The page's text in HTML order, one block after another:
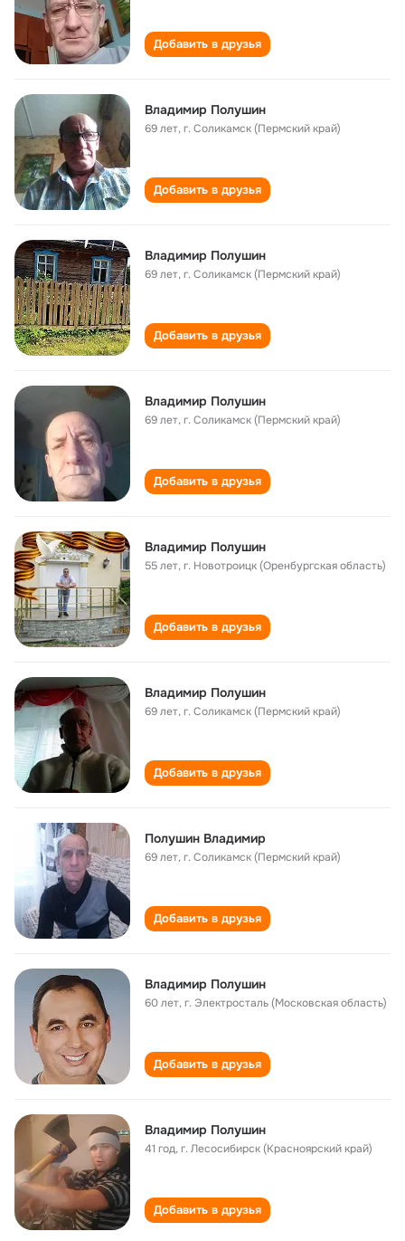
Добавить в друзья
Владимир Полушин
69 лет,г. Соликамск (Пермский край)
Добавить в друзья
Владимир Полушин
69 лет,г. Соликамск (Пермский край)
Добавить в друзья
Владимир Полушин
69 лет,г. Соликамск (Пермский край)
Добавить в друзья
Владимир Полушин
55 лет,г. Новотроицк (Оренбургская область)
Добавить в друзья
Владимир Полушин
69 лет,г. Соликамск (Пермский край)
Добавить в друзья
Полушин Владимир
69 лет,г. Соликамск (Пермский край)
Добавить в друзья
Владимир Полушин
60 лет,г. Электросталь (Московская область)
Добавить в друзья
Владимир Полушин
41 год,г. Лесосибирск (Красноярский край)
Добавить в друзья